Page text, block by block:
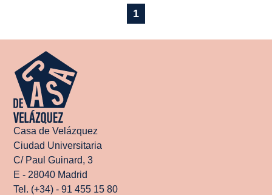
1
Casa de Velázquez
Ciudad Universitaria
C/ Paul Guinard, 3
E - 28040 Madrid
Tel. (+34) - 91 455 15 80